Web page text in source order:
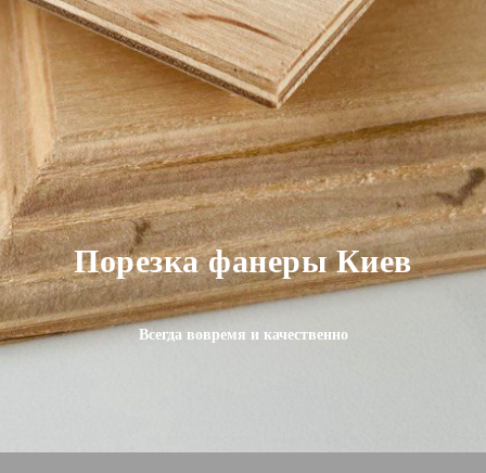
Порезка фанеры Киев
Всегда вовремя и качественно